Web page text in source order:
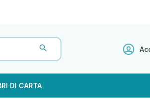
DI CARTA